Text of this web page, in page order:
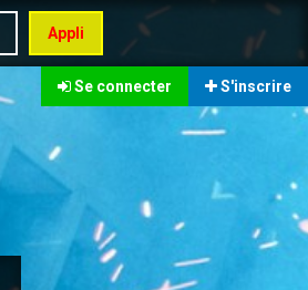
Appli
Se connecter S'inscrire